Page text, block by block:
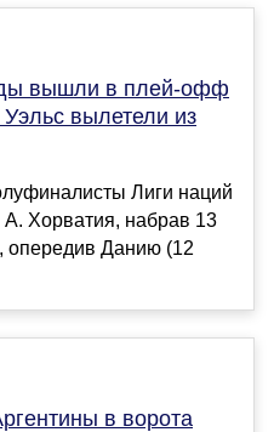
вышли в плей-офф
вылетели из
Лиги наций
А. Хорватия, набрав 13
опередив Данию (12
в ворота